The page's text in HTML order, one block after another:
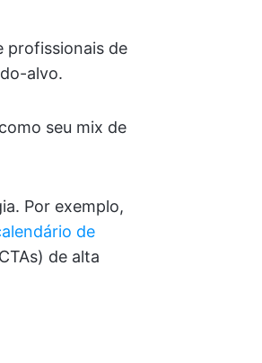
profissionais de
alvo.
seu mix de
Por exemplo,
de
de alta